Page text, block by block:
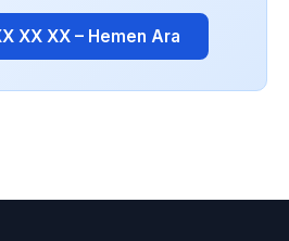
XX XX – Hemen Ara